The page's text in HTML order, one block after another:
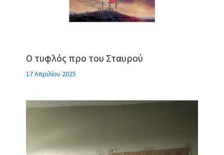
Ο τυφλός προ του Σταυρού
17 Απριλίου 2025